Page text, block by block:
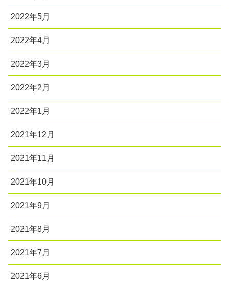
2022年5月
2022年4月
2022年3月
2022年2月
2022年1月
2021年12月
2021年11月
2021年10月
2021年9月
2021年8月
2021年7月
2021年6月